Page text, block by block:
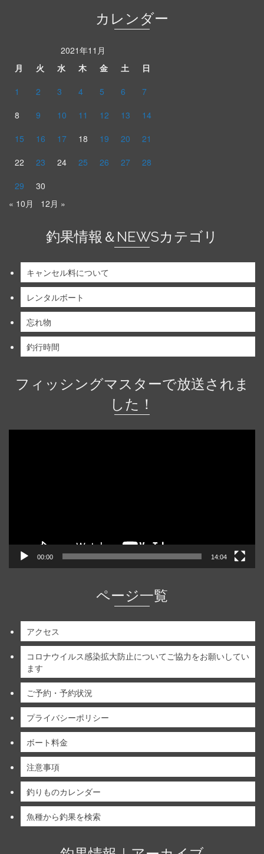
カレンダー
2021年11月
月
火 水 木 金 土
日
1
2 3 4 5 6
7
8
9 10 11 12 13
14
15
16 17 18 19 20
21
22
23 24 25 26 27
28
29
30
« 10月
12月 »
釣果情報＆NEWSカテゴリ
キャンセル料について
レンタルボート
忘れ物
釣行時間
フィッシングマスターで放送されま
した！
00:00 14:04
ページ一覧
アクセス
コロナウイルス感染拡大防止についてご協力をお願いしてい
ます
ご予約・予約状況
プライバシーポリシー
ボート料金
注意事項
釣りものカレンダー
魚種から釣果を検索